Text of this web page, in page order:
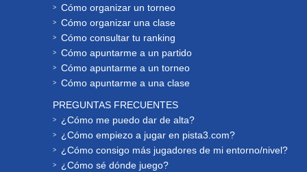
Cómo organizar un torneo
Cómo organizar una clase
Cómo consultar tu ranking
Cómo apuntarme a un partido
Cómo apuntarme a un torneo
Cómo apuntarme a una clase
PREGUNTAS FRECUENTES
¿Cómo me puedo dar de alta?
¿Cómo empiezo a jugar en pista3.com?
¿Cómo consigo más jugadores de mi entorno/nivel?
¿Cómo sé dónde juego?